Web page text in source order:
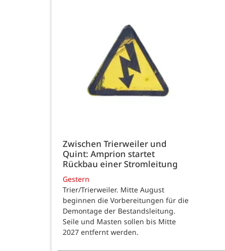
Zwischen Trierweiler und
Quint: Amprion startet
Rückbau einer Stromleitung
Gestern
Trier/Trierweiler. Mitte August
beginnen die Vorbereitungen für die
Demontage der Bestandsleitung.
Seile und Masten sollen bis Mitte
2027 entfernt werden.